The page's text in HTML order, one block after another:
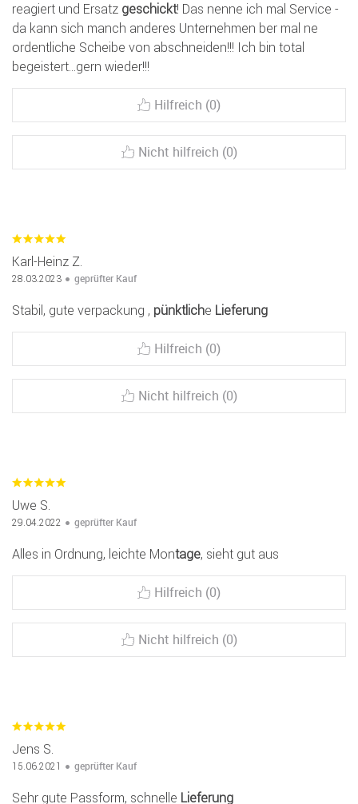
reagiert und Ersatz geschickt! Das nenne ich mal Service -
da kann sich manch anderes Unternehmen ber mal ne
ordentliche Scheibe von abschneiden!!! Ich bin total
begeistert...gern wieder!!!
Hilfreich (0)
Nicht hilfreich (0)
Karl-Heinz Z.
28.03.2023 geprüfter Kauf
Stabil, gute verpackung , pünktliche Lieferung
Hilfreich (0)
Nicht hilfreich (0)
Uwe S.
29.04.2022 geprüfter Kauf
Alles in Ordnung, leichte Montage, sieht gut aus
Hilfreich (0)
Nicht hilfreich (0)
Jens S.
15.06.2021 geprüfter Kauf
Sehr gute Passform, schnelle Lieferung